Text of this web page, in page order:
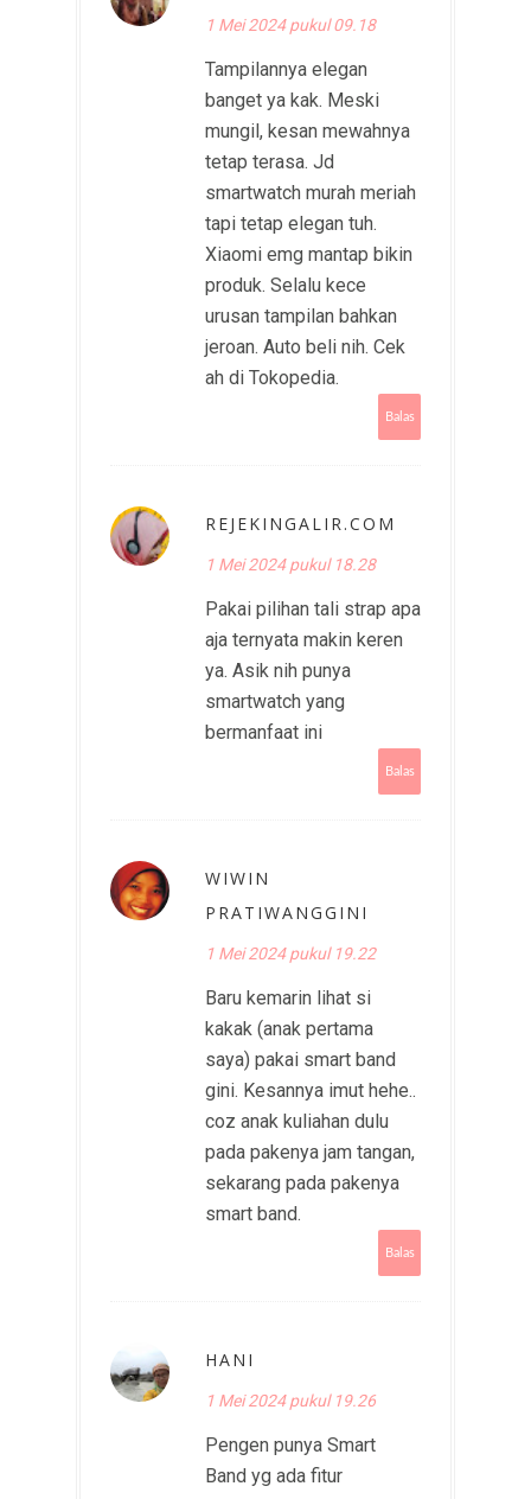
1 Mei 2024 pukul 09.18
Tampilannya elegan
banget ya kak. Meski
mungil, kesan mewahnya
tetap terasa. Jd
smartwatch murah meriah
tapi tetap elegan tuh.
Xiaomi emg mantap bikin
produk. Selalu kece
urusan tampilan bahkan
jeroan. Auto beli nih. Cek
ah di Tokopedia.
Balas
REJEKINGALIR.COM
1 Mei 2024 pukul 18.28
Pakai pilihan tali strap apa
aja ternyata makin keren
ya. Asik nih punya
smartwatch yang
bermanfaat ini
Balas
WIWIN
PRATIWANGGINI
1 Mei 2024 pukul 19.22
Baru kemarin lihat si
kakak (anak pertama
saya) pakai smart band
gini. Kesannya imut hehe..
coz anak kuliahan dulu
pada pakenya jam tangan,
sekarang pada pakenya
smart band.
Balas
HANI
1 Mei 2024 pukul 19.26
Pengen punya Smart
Band yg ada fitur